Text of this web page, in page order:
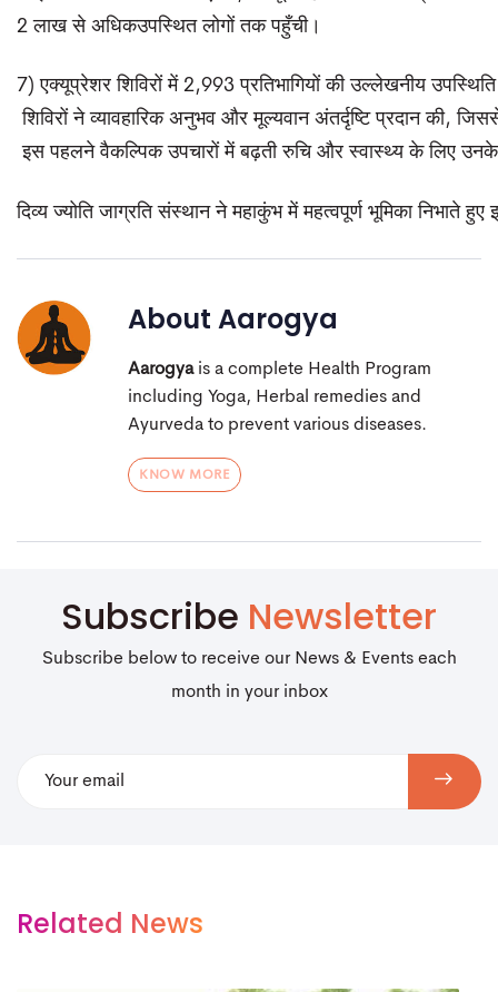
2 लाख से अधिकउपस्थित लोगों तक पहुँची।
7) एक्यूप्रेशर शिविरों में 2,993 प्रतिभागियों की उल्लेखनीय
शिविरों ने व्यावहारिक अनुभव और मूल्यवान अंतर्दृष्टि प्रदान की,
इस पहलने वैकल्पिक उपचारों में बढ़ती रुचि और स्वास्थ्य के लिए उनके
दिव्य ज्योति जाग्रति संस्थान ने महाकुंभ में महत्वपूर्ण भूमिका निभाते
About Aarogya
Aarogyais a complete Health Program
including Yoga, Herbal remedies and
Ayurveda to prevent various diseases.
KNOW MORE
Subscribe Newsletter
Subscribe below to receive our News & Events each
month in your inbox
Related News